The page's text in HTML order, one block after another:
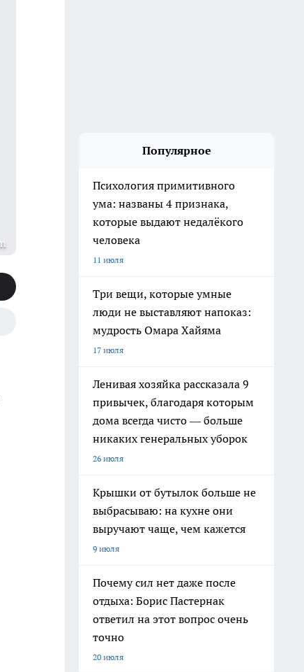
Популярное
Психология примитивного
ума: названы 4 признака,
которые выдают недалёкого
человека
11 июля
Три вещи, которые умные
люди не выставляют напоказ:
мудрость Омара Хайяма
17 июля
Ленивая хозяйка рассказала 9
привычек, благодаря которым
дома всегда чисто — больше
никаких генеральных уборок
26 июля
Крышки от бутылок больше не
выбрасываю: на кухне они
выручают чаще, чем кажется
9 июля
Почему сил нет даже после
отдыха: Борис Пастернак
ответил на этот вопрос очень
точно
20 июля